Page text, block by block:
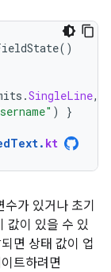
()
.SingleLine,
)
}
. kt
가 있거나 초기
값이 있을 수 있
면 상태 값이 업
트하려면